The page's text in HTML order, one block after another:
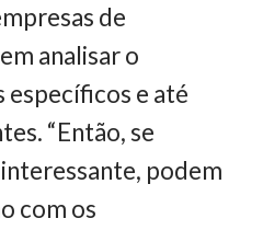
de
analisar o
e até
“Então, se
podem
com os